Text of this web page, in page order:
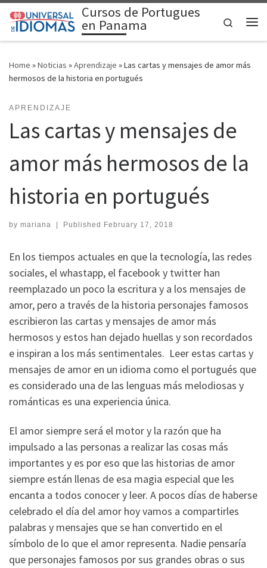
Skip to content Cursos de Portugues
en Panama
Search
Home »Noticias »Aprendizaje »Las cartas y mensajes de amor más
hermosos de la historia en portugués
APRENDIZAJE
Las cartas y mensajes de
amor más hermosos de la
historia en portugués
by mariana Published February 17, 2018
En los tiempos actuales en que la tecnología, las redes
sociales, el whastapp, el facebook y twitter han
reemplazado un poco la escritura y a los mensajes de
amor, pero a través de la historia personajes famosos
escribieron las cartas y mensajes de amor más
hermosos y estos han dejado huellas y son recordados
e inspiran a los más sentimentales. Leer estas cartas y
mensajes de amor en un idioma como el portugués que
es considerado una de las lenguas más melodiosas y
románticas es una experiencia única.
El amor siempre será el motor y la razón que ha
impulsado a las personas a realizar las cosas más
importantes y es por eso que las historias de amor
siempre están llenas de esa magia especial que les
encanta a todos conocer y leer. A pocos días de haberse
celebrado el día del amor hoy vamos a compartirles
palabras y mensajes que se han convertido en el
símbolo de lo que el amor representa. Nadie pensaría
que personajes famosos por sus grandes obras o sus